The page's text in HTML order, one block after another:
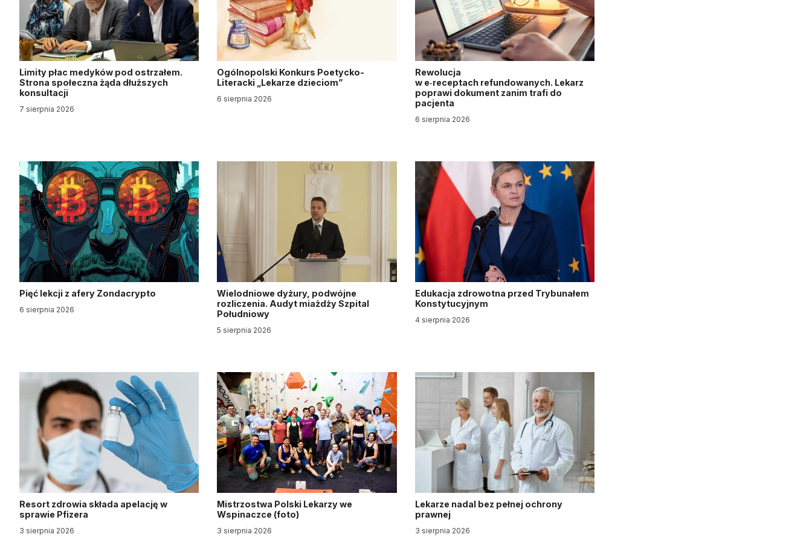
Limity płac medyków pod ostrzałem.
Strona społeczna żąda dłuższych
konsultacji
7 sierpnia 2026
Ogólnopolski Konkurs Poetycko-
Literacki „Lekarze dzieciom”
6 sierpnia 2026
Rewolucja
w e‑receptach refundowanych. Lekarz
poprawi dokument zanim trafi do
pacjenta
6 sierpnia 2026
Pięć lekcji z afery Zondacrypto
6 sierpnia 2026
Wielodniowe dyżury, podwójne
rozliczenia. Audyt miażdży Szpital
Południowy
5 sierpnia 2026
Edukacja zdrowotna przed Trybunałem
Konstytucyjnym
4 sierpnia 2026
Resort zdrowia składa apelację w
sprawie Pfizera
3 sierpnia 2026
Mistrzostwa Polski Lekarzy we
Wspinaczce (foto)
3 sierpnia 2026
Lekarze nadal bez pełnej ochrony
prawnej
3 sierpnia 2026